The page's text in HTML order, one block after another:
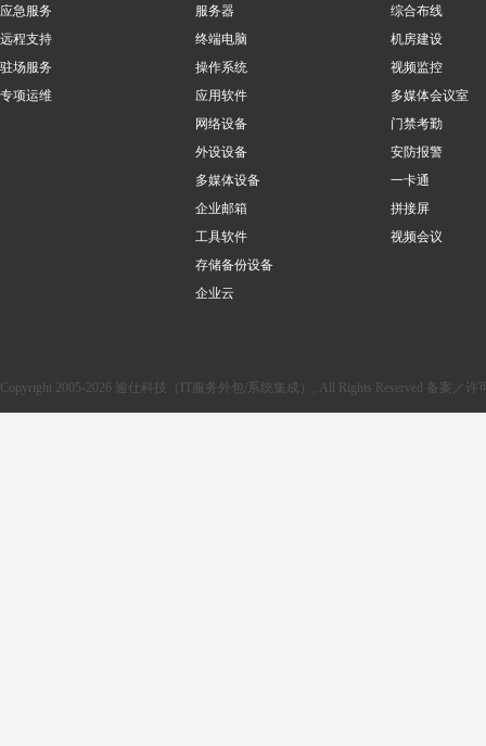
应急服务
远程支持
驻场服务
专项运维
服务器
终端电脑
操作系统
应用软件
网络设备
外设设备
多媒体设备
企业邮箱
工具软件
存储备份设备
企业云
综合布线
机房建设
视频监控
多媒体会议室
门禁考勤
安防报警
一卡通
拼接屏
视频会议
Copyright 2005-2026 逾仕科技（IT服务外包/系统集成）, All Rights Reserved 备案／